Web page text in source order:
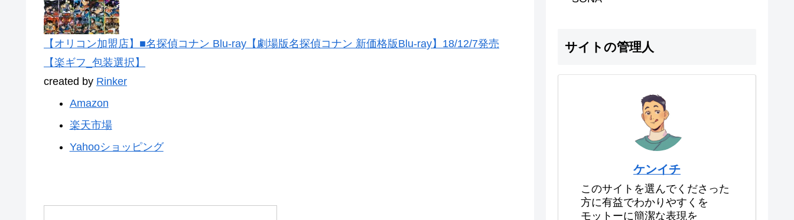
【オリコン加盟店】■名探偵コナン Blu-ray【劇場版名探偵コナン 新価格版Blu-ray】18/12/7発売
【楽ギフ_包装選択】
created by Rinker
Amazon
楽天市場
Yahooショッピング
サイトの管理人
ケンイチ
このサイトを選んでくださった
方に有益でわかりやすくを
モットーに簡潔な表現を